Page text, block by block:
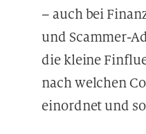
– auch bei
und Scammer-
die kleine
nach welchen
einordnet und